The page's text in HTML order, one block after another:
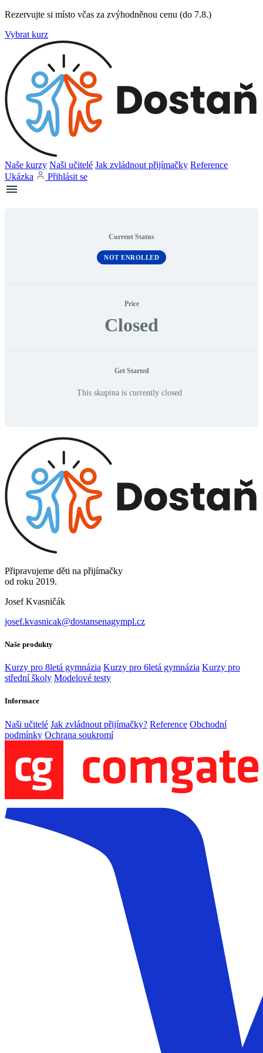
Rezervujte si místo včas za zvýhodněnou cenu (do 7.8.)
Vybrat kurz
Naše kurzy Naši učitelé Jak zvládnout přijímačky Reference
Ukázka
Přihlásit se
Current Status
NOT ENROLLED
Price
Closed
Get Started
This skupina is currently closed
Připravujeme děti na přijímačky
od roku 2019.
Josef Kvasničák
josef.kvasnicak@dostansenagympl.cz
Naše produkty
Kurzy pro 8letá gymnázia Kurzy pro 6letá gymnázia Kurzy pro
střední školy Modelové testy
Informace
Naši učitelé Jak zvládnout přijímačky? Reference Obchodní
podmínky Ochrana soukromí